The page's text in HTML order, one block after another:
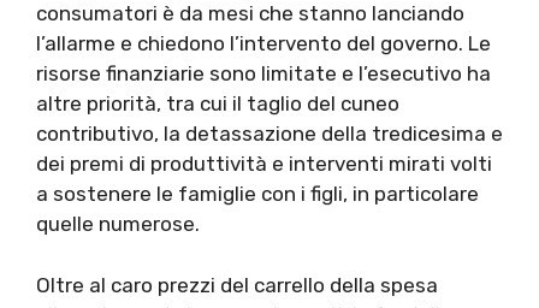
consumatori è da mesi che stanno lanciando
l’allarme e chiedono l’intervento del governo. Le
risorse finanziarie sono limitate e l’esecutivo ha
altre priorità, tra cui il taglio del cuneo
contributivo, la detassazione della tredicesima e
dei premi di produttività e interventi mirati volti
a sostenere le famiglie con i figli, in particolare
quelle numerose.
Oltre al caro prezzi del carrello della spesa